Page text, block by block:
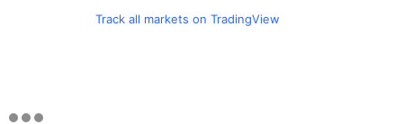
Track all markets on TradingView